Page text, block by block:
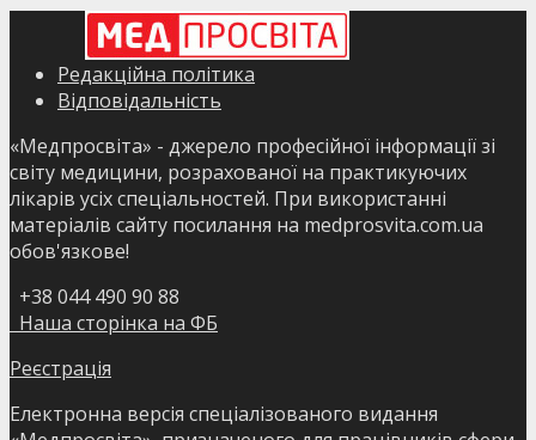
Редакційна політика
Відповідальність
«Медпросвіта» - джерело професійної інформації зі
світу медицини, розрахованої на практикуючих
лікарів усіх спеціальностей. При використанні
матеріалів сайту посилання на medprosvita.com.ua
обов'язкове!
+38 044 490 90 88
Наша сторінка на ФБ
Реєстрація
Електронна версія спеціалізованого видання